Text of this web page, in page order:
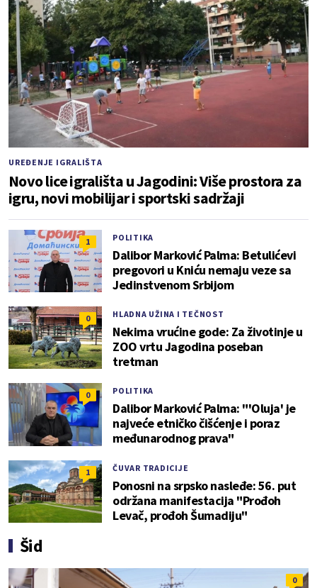
UREĐENJE IGRALIŠTA
Novo lice igrališta u Jagodini: Više prostora za
igru, novi mobilijar i sportski sadržaji
1 POLITIKA
Dalibor Marković Palma: Betulićevi
pregovori u Kniću nemaju veze sa
Jedinstvenom Srbijom
0 HLADNA UŽINA I TEČNOST
Nekima vrućine gode: Za životinje u
ZOO vrtu Jagodina poseban
tretman
0 POLITIKA
Dalibor Marković Palma: "'Oluja' je
najveće etničko čišćenje i poraz
međunarodnog prava"
1 ČUVAR TRADICIJE
Ponosni na srpsko nasleđe: 56. put
održana manifestacija "Prođoh
Levač, prođoh Šumadiju"
Šid
0